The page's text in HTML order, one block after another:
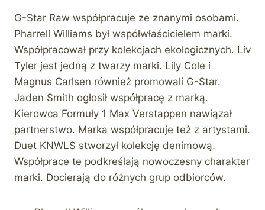
G-Star Raw współpracuje ze znanymi osobami.
Pharrell Williams był współwłaścicielem marki.
Współpracował przy kolekcjach ekologicznych. Liv
Tyler jest jedną z twarzy marki. Lily Cole i
Magnus Carlsen również promowali G-Star.
Jaden Smith ogłosił współpracę z marką.
Kierowca Formuły 1 Max Verstappen nawiązał
partnerstwo. Marka współpracuje też z artystami.
Duet KNWLS stworzył kolekcję denimową.
Współprace te podkreślają nowoczesny charakter
marki. Docierają do różnych grup odbiorców.